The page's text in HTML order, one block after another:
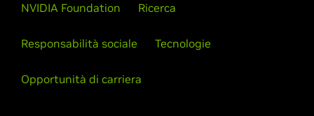
NVIDIA Foundation Ricerca
Responsabilità sociale Tecnologie
Opportunità di carriera